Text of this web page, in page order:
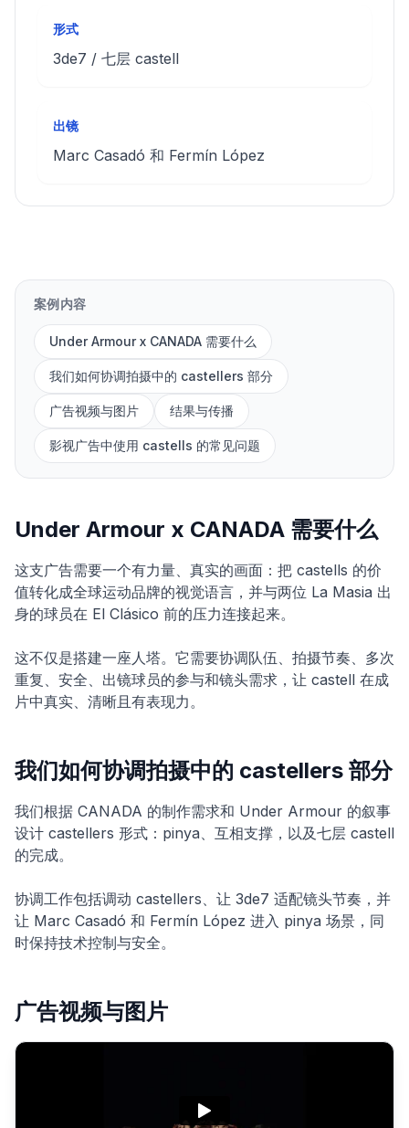
形式
3de7 / 七层 castell
出镜
Marc Casadó 和 Fermín López
案例内容
Under Armour x CANADA 需要什么
我们如何协调拍摄中的 castellers 部分
广告视频与图片 结果与传播
影视广告中使用 castells 的常见问题
Under Armour x CANADA 需要什么
这支广告需要一个有力量、真实的画面：把 castells 的价
值转化成全球运动品牌的视觉语言，并与两位 La Masia 出
身的球员在 El Clásico 前的压力连接起来。
这不仅是搭建一座人塔。它需要协调队伍、拍摄节奏、多次
重复、安全、出镜球员的参与和镜头需求，让 castell 在成
片中真实、清晰且有表现力。
我们如何协调拍摄中的 castellers 部分
我们根据 CANADA 的制作需求和 Under Armour 的叙事
设计 castellers 形式：pinya、互相支撑，以及七层 castell
的完成。
协调工作包括调动 castellers、让 3de7 适配镜头节奏，并
让 Marc Casadó 和 Fermín López 进入 pinya 场景，同
时保持技术控制与安全。
广告视频与图片